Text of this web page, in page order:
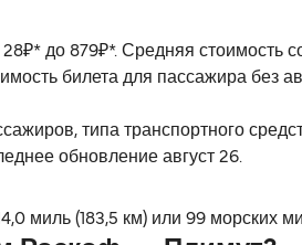
до 879₽*. Средняя стоимость
билета для пассажира без
типа транспортного
обновление август 26.
миль (183,5 км) или 99 морских